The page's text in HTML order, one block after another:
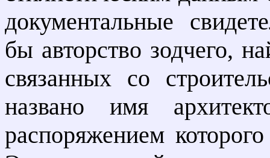
документальные
бы авторство зодчего,
связанных со
названо имя
распоряжением